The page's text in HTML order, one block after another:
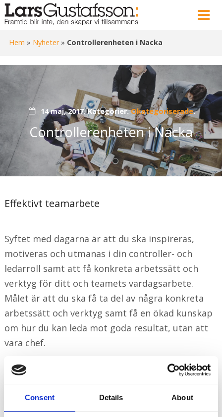
Consent Details About
Hem » Nyheter» Controllerenheten i Nacka
14 maj, 2017. Kategorier. Okategoriserade.
Controllerenheten i Nacka
Effektivt teamarbete
Syftet med dagarna är att du ska inspireras,
motiveras och utmanas i din controller- och
ledarroll samt att få konkreta arbetssätt och
verktyg för ditt och teamets vardagsarbete.
Målet är att du ska få ta del av några konkreta
arbetssätt och verktyg samt få en ökad kunskap
om hur du kan leda mot goda resultat, utan att
vara chef.